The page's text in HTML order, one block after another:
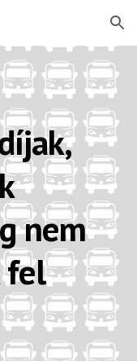
Skip to navigation
nem
fel